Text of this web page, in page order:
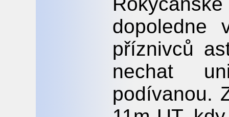
dopoledne
příznivců
nechat
podívanou.